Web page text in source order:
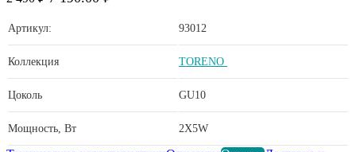
Артикул: 93012
Коллекция TORENO
Цоколь GU10
Мощность, Вт 2X5W